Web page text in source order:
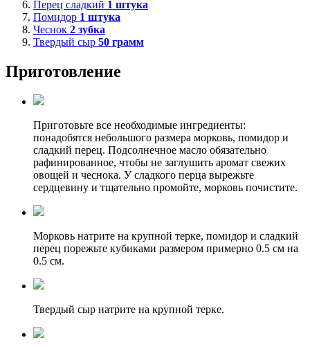
Перец сладкий 1 штука
Помидор 1 штука
Чеснок 2 зубка
Твердый сыр 50 грамм
Приготовление
Приготовьте все необходимые ингредиенты:
понадобятся небольшого размера морковь, помидор и
сладкий перец. Подсолнечное масло обязательно
рафинированное, чтобы не заглушить аромат свежих
овощей и чеснока. У сладкого перца вырежьте
сердцевину и тщательно промойте, морковь почистите.
Морковь натрите на крупной терке, помидор и сладкий
перец порежьте кубиками размером примерно 0.5 см на
0.5 см.
Твердый сыр натрите на крупной терке.